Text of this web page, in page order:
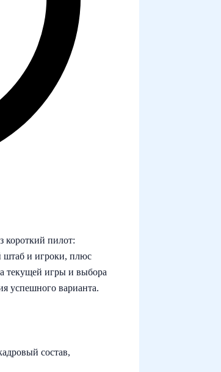
короткий пилот:
штаб и игроки, плюс
текущей игры и выбора
успешного варианта.
состав,